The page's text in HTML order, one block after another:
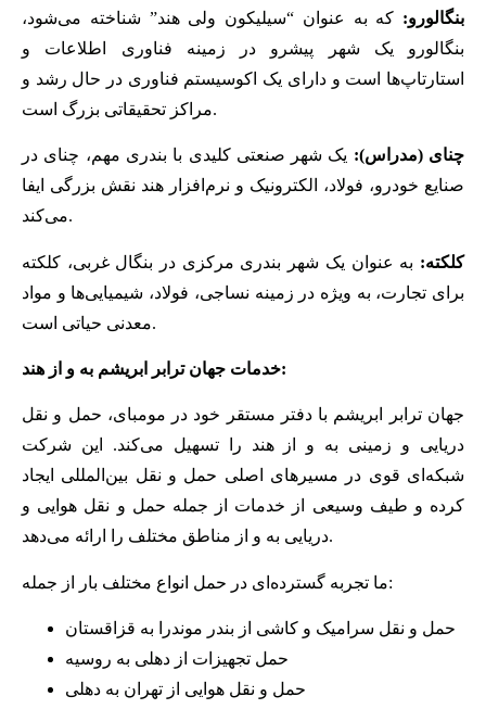
بنگالورو: که به عنوان “سیلیکون ولی هند” شناخته می‌شود،
بنگالورو یک شهر پیشرو در زمینه فناوری اطلاعات و
استارتاپ‌ها است و دارای یک اکوسیستم فناوری در حال رشد و
مراکز تحقیقاتی بزرگ است.
چنای (مدراس): یک شهر صنعتی کلیدی با بندری مهم، چنای در
صنایع خودرو، فولاد، الکترونیک و نرم‌افزار هند نقش بزرگی ایفا
می‌کند.
کلکته: به عنوان یک شهر بندری مرکزی در بنگال غربی، کلکته
برای تجارت، به ویژه در زمینه نساجی، فولاد، شیمیایی‌ها و مواد
معدنی حیاتی است.
خدمات جهان ترابر ابریشم به و از هند:
جهان ترابر ابریشم با دفتر مستقر خود در مومبای، حمل و نقل
دریایی و زمینی به و از هند را تسهیل می‌کند. این شرکت
شبکه‌ای قوی در مسیرهای اصلی حمل و نقل بین‌المللی ایجاد
کرده و طیف وسیعی از خدمات از جمله حمل و نقل هوایی و
دریایی به و از مناطق مختلف را ارائه می‌دهد.
ما تجربه گسترده‌ای در حمل انواع مختلف بار از جمله:
حمل و نقل سرامیک و کاشی از بندر موندرا به قزاقستان
حمل تجهیزات از دهلی به روسیه
حمل و نقل هوایی از تهران به دهلی